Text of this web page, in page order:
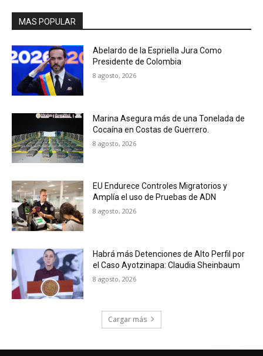
MAS POPULAR
Abelardo de la Espriella Jura Como
Presidente de Colombia
8 agosto, 2026
Marina Asegura más de una Tonelada de
Cocaína en Costas de Guerrero.
8 agosto, 2026
EU Endurece Controles Migratorios y
Amplía el uso de Pruebas de ADN
8 agosto, 2026
Habrá más Detenciones de Alto Perfil por
el Caso Ayotzinapa: Claudia Sheinbaum
8 agosto, 2026
Cargar más